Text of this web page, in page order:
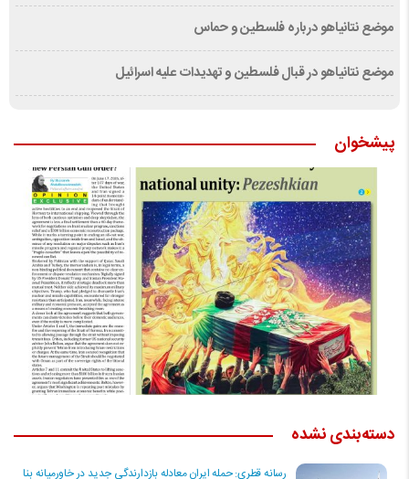
موضع نتانیاهو درباره فلسطین و حماس
موضع نتانیاهو در قبال فلسطین و تهدیدات علیه اسرائیل
پیشخوان
دسته‌بندی نشده
رسانه قطری: حمله ایران معادله بازدارندگی جدید در خاورمیانه بنا